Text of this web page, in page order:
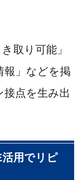
取り可能」
報」などを掲
点を生み出
用でリピ